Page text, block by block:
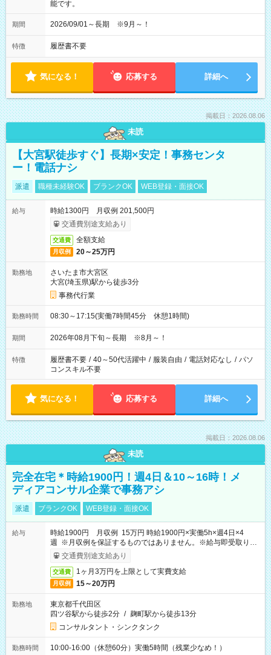
能です。
期間 2026/09/01～長期 ※9月～！
特徴 履歴書不要
気になる！ 応募する 詳細へ
掲載日：2026.08.06
未読
【大宮駅徒歩すぐ】長期×安定！事務センタ
ー！電話ナシ
派遣 職種未経験OK ブランクOK WEB登録・面接OK
給与
時給1300円 月収例 201,500円
交通費別途支給あり
交通費 全額支給
月収例 20～25万円
勤務地
さいたま市大宮区
大宮(埼玉県)駅から徒歩3分
事務代行業
勤務時間 08:30～17:15(実働7時間45分 休憩1時間)
期間 2026年08月下旬～長期 ※8月～！
特徴 履歴書不要 / 40～50代活躍中 / 服装自由 / 電話対応なし / パソ
コンスキル不要
気になる！ 応募する 詳細へ
掲載日：2026.08.06
未読
完全在宅＊時給1900円！週4日＆10～16時！メ
ディアコンサル企業で事務アシ
派遣 ブランクOK WEB登録・面接OK
給与
時給1900円 月収例 15万円 時給1900円×実働5h×週4日×4
週 ※月収例を保証するものではありません。※給与即受取りサ
ービス利用可（利用条件有）
交通費別途支給あり
交通費 1ヶ月3万円を上限として実費支給
月収例 15～20万円
勤務地
東京都千代田区
四ツ谷駅から徒歩2分 / 麹町駅から徒歩13分
コンサルタント・シンクタンク
勤務時間 10:00-16:00（休憩60分）実働5時間（残業少なめ！）